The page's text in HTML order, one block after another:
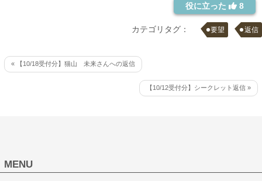
役に立った
8
カテゴリタグ： 要望 返信
« 【10/18受付分】猫山 未来さんへの返信
【10/12受付分】シークレット返信 »
MENU